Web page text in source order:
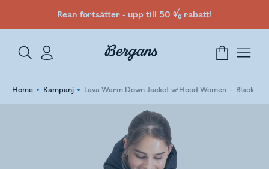
Rean fortsätter - upp till 50 % rabatt!
Home Kampanj Lava Warm Down Jacket w/Hood Women Black